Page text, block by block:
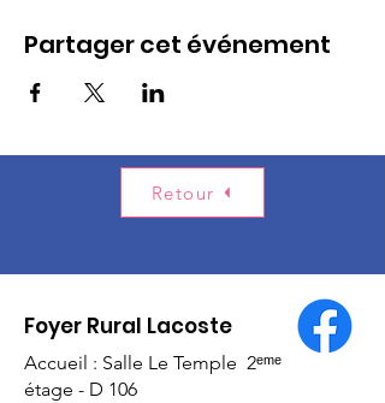
Partager cet événement
Retour
Foyer Rural Lacoste
Accueil : Salle Le Temple 2ᵉᵐᵉ
étage - D 106